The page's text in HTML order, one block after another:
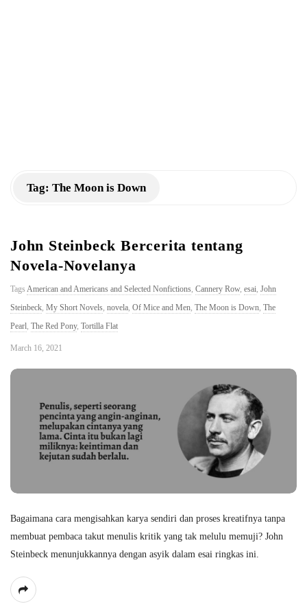
Tag: The Moon is Down
John Steinbeck Bercerita tentang
Novela-Novelanya
Tags American and Americans and Selected Nonfictions, Cannery Row, esai, John
Steinbeck, My Short Novels, novela, Of Mice and Men, The Moon is Down, The
Pearl, The Red Pony, Tortilla Flat
March 16, 2021
Bagaimana cara mengisahkan karya sendiri dan proses kreatifnya tanpa
membuat pembaca takut menulis kritik yang tak melulu memuji? John
Steinbeck menunjukkannya dengan asyik dalam esai ringkas ini.